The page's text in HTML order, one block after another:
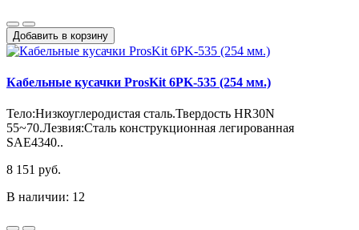
Добавить в корзину
Кабельные кусачки ProsKit 6PK-535 (254 мм.)
Тело:Низкоуглеродистая сталь.Твердость HR30N
55~70.Лезвия:Сталь конструкционная легированная
SAE4340..
8 151 руб.
В наличии: 12